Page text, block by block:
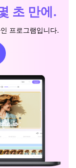
초 만에.
프로그램입니다.